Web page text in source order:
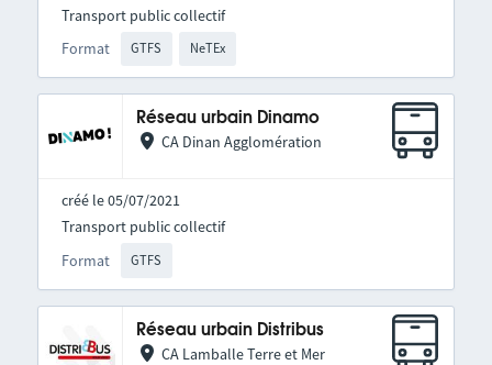
Format GTFS NeTEx
Transport public collectif
Réseau urbain Dinamo
CA Dinan Agglomération
créé le 05/07/2021
Format GTFS
Transport public collectif
Réseau urbain Distribus
CA Lamballe Terre et Mer